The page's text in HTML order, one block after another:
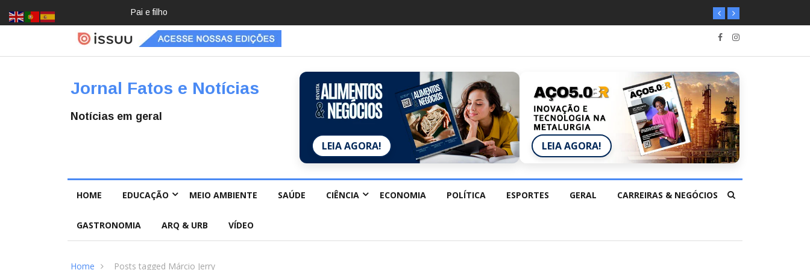
Pai e filhoCrochê,
jardinage
m, diário:
mulheres
rindo
hobbies
desacele
Jornal Fatos e Notícias
Notícias em geral
LEIA AGORA! LEIA AGORA!
HOME EDUCAÇÃO MEIO AMBIENTE SAÚDE CIÊNCIA ECONOMIA POLÍTICA ESPORTES GERAL CARREIRAS & NEGÓCIOS
GASTRONOMIA ARQ & URB VÍDEO
Home Posts tagged Márcio Jerry